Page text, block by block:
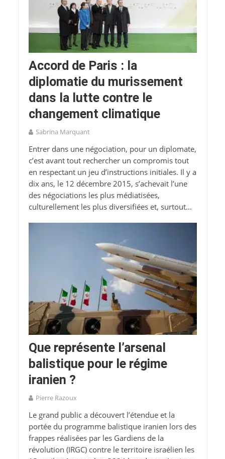
Accord de Paris : la
diplomatie du murissement
dans la lutte contre le
changement climatique
Sabrina Marquant
Entrer dans une négociation, pour un diplomate,
c’est avant tout rechercher un compromis tout
en respectant un jeu d’instructions initiales. Il y a
dix ans, le 12 décembre 2015, s’achevait l’une
des négociations les plus médiatisées,
culturellement les plus diversifiées et, surtout...
Que représente l’arsenal
balistique pour le régime
iranien ?
Pierre Razoux
Le grand public a découvert l’étendue et la
portée du programme balistique iranien lors des
frappes réalisées par les Gardiens de la
révolution (IRGC) contre le territoire israélien les